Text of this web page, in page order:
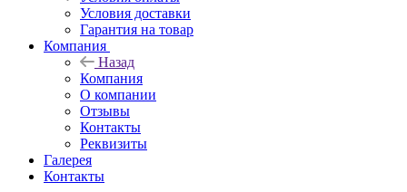
Условия доставки
Гарантия на товар
Компания
Назад
Компания
О компании
Отзывы
Контакты
Реквизиты
Галерея
Контакты